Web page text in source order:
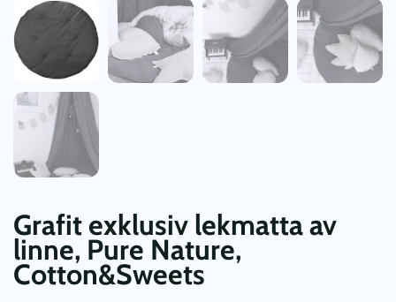
Grafit exklusiv lekmatta av
linne, Pure Nature,
Cotton&Sweets